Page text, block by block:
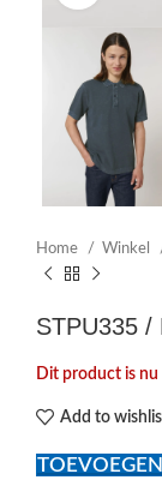
Home Winkel
STPU335 /
Dit product is nu
Add to